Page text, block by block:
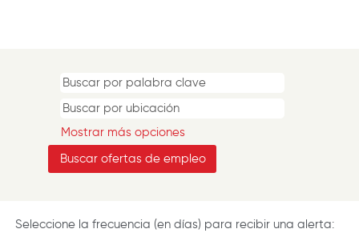
Mostrar más opciones
Seleccione la frecuencia (en días) para recibir una alerta: